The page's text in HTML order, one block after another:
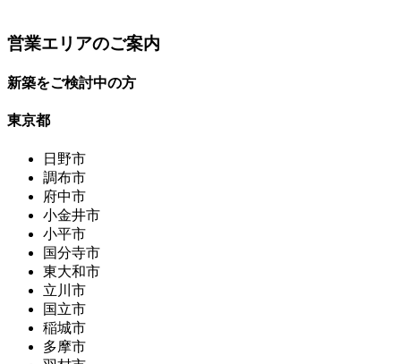
営業エリアのご案内
新築をご検討中の方
東京都
日野市
調布市
府中市
小金井市
小平市
国分寺市
東大和市
立川市
国立市
稲城市
多摩市